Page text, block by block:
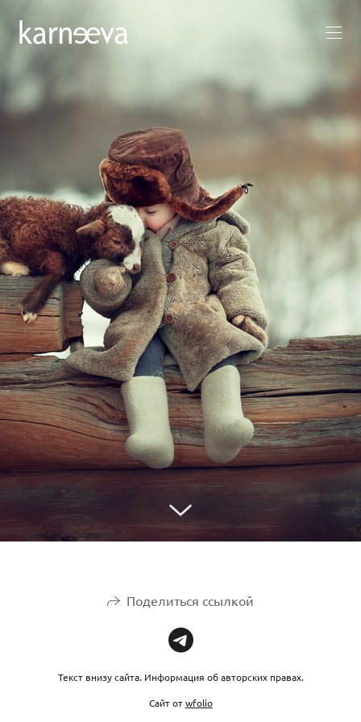
Поделиться ссылкой
Текст внизу сайта. Информация об авторских правах.
Сайт отwfolio